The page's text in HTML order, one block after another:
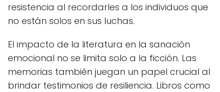
resistencia al recordarles a los individuos que
no están solos en sus luchas.
El impacto de la literatura en la sanación
emocional no se limita solo a la ficción. Las
memorias también juegan un papel crucial al
brindar testimonios de resiliencia. Libros como